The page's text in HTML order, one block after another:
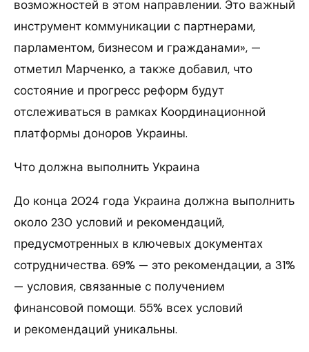
возможностей в этом направлении. Это важный
инструмент коммуникации с партнерами,
парламентом, бизнесом и гражданами», —
отметил Марченко, а также добавил, что
состояние и прогресс реформ будут
отслеживаться в рамках Координационной
платформы доноров Украины.
Что должна выполнить Украина
До конца 2024 года Украина должна выполнить
около 230 условий и рекомендаций,
предусмотренных в ключевых документах
сотрудничества. 69% — это рекомендации, а 31%
— условия, связанные с получением
финансовой помощи. 55% всех условий
и рекомендаций уникальны.